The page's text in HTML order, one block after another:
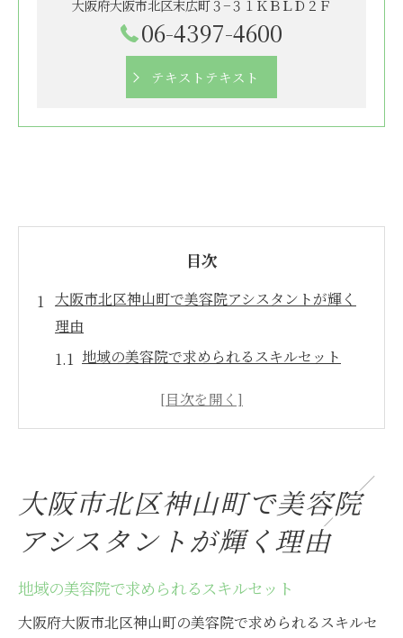
大阪府大阪市北区末広町３−３１ＫＢＬＤ２Ｆ
06-4397-4600
テキストテキスト
目次
大阪市北区神山町で美容院アシスタントが輝く
理由
地域の美容院で求められるスキルセット
美容院アシスタントに必要なマインドセッ
ト
る
成長をサポートするトレーニングプログラ
大阪市北区神山町で美容院
アシスタントが輝く理由
地域の美容院で求められるスキルセット
大阪府大阪市北区神山町の美容院で求められるスキルセ